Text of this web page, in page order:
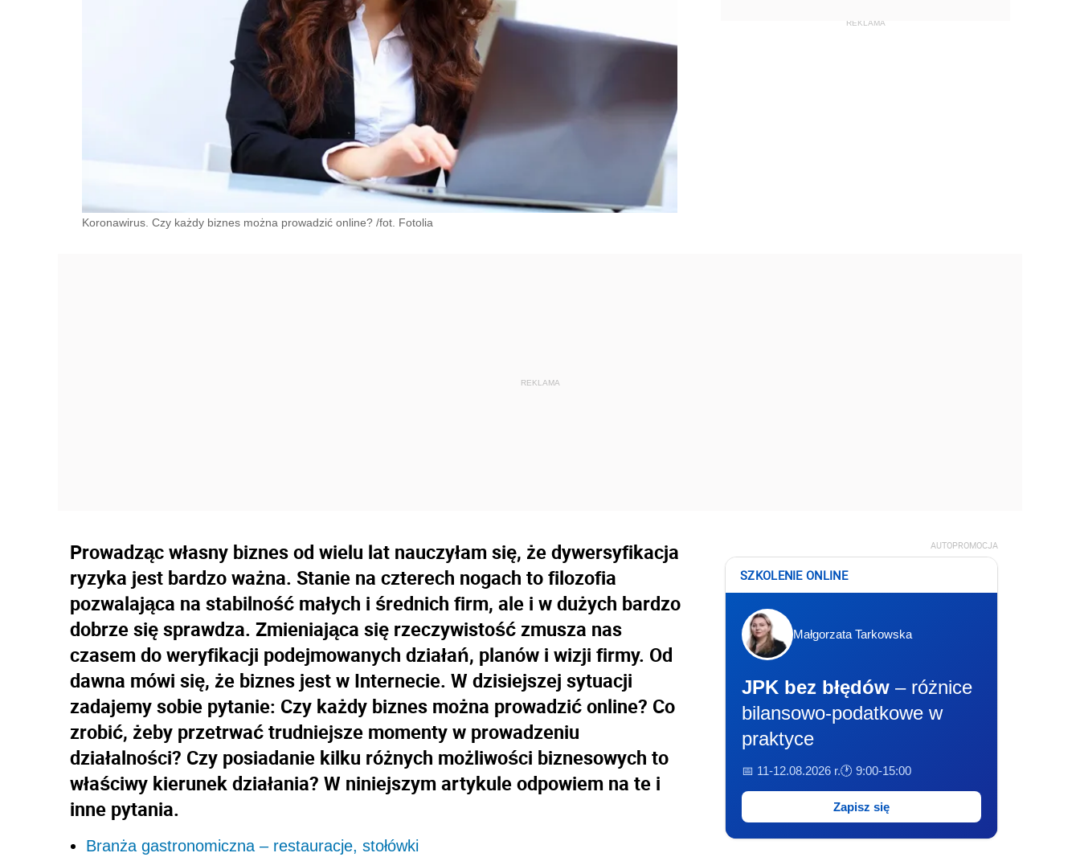
Koronawirus. Czy każdy biznes można prowadzić online? /fot. Fotolia
Prowadząc własny biznes od wielu lat nauczyłam się, że dywersyfikacja
ryzyka jest bardzo ważna. Stanie na czterech nogach to filozofia
pozwalająca na stabilność małych i średnich firm, ale i w dużych bardzo
dobrze się sprawdza. Zmieniająca się rzeczywistość zmusza nas
czasem do weryfikacji podejmowanych działań, planów i wizji firmy. Od
dawna mówi się, że biznes jest w Internecie. W dzisiejszej sytuacji
zadajemy sobie pytanie: Czy każdy biznes można prowadzić online? Co
zrobić, żeby przetrwać trudniejsze momenty w prowadzeniu
działalności? Czy posiadanie kilku różnych możliwości biznesowych to
właściwy kierunek działania? W niniejszym artykule odpowiem na te i
inne pytania.
Branża gastronomiczna – restauracje, stołówki
AUTOPROMOCJA
SZKOLENIE ONLINE
Małgorzata Tarkowska
JPK bez błędów – różnice
bilansowo-podatkowe w
praktyce
📅 11-12.08.2026 r.🕐 9:00-15:00
Zapisz się